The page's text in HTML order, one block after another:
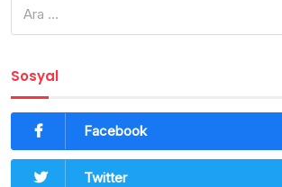
Sosyal
Facebook
Twitter